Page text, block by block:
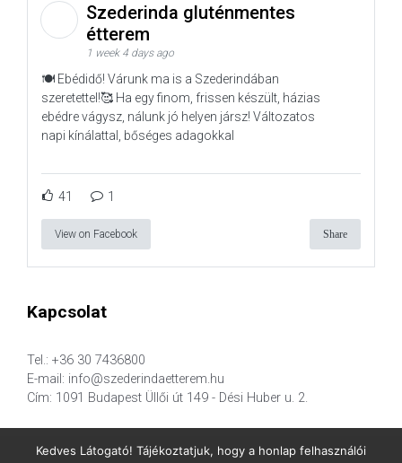
Szederinda gluténmentes
étterem
1 week 4 days ago
🍽️ Ebédidő! Várunk ma is a Szederindában
szeretettel!🥰 Ha egy finom, frissen készült, házias
ebédre vágysz, nálunk jó helyen jársz! Változatos
napi kínálattal, bőséges adagokkal
41 1
View on Facebook Share
Kapcsolat
Tel.: +36 30 7436800
E-mail: info@szederindaetterem.hu
Cím: 1091 Budapest Üllői út 149 - Dési Huber u. 2.
Kedves Látogató! Tájékoztatjuk, hogy a honlap felhasználói